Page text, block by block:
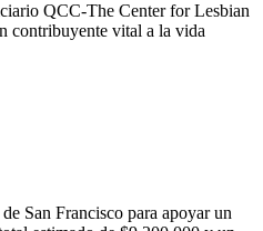
QCC-The Center for Lesbian
contribuyente vital a la vida
San Francisco para apoyar un